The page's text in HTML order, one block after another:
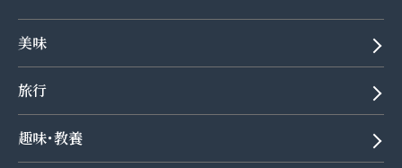
美味
旅行
趣味･教養